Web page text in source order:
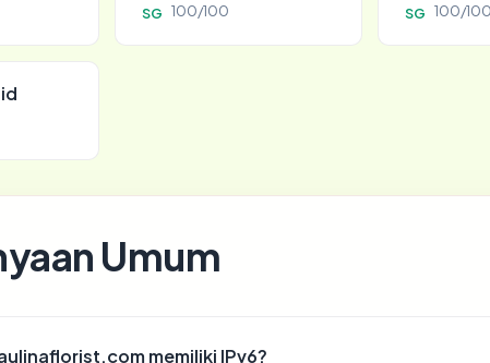
SG 100/100 SG 100/100
Umum
memiliki IPv6?